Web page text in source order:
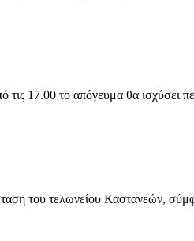
17.00 το απόγευμα θα ισχύσει
του τελωνείου Καστανεών,